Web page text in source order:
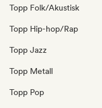
Topp Folk/Akustisk
Topp Hip-hop/Rap
Topp Jazz
Topp Metall
Topp Pop